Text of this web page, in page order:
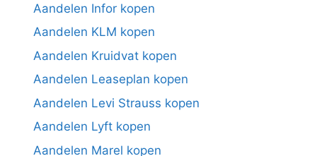
Aandelen Infor kopen
Aandelen KLM kopen
Aandelen Kruidvat kopen
Aandelen Leaseplan kopen
Aandelen Levi Strauss kopen
Aandelen Lyft kopen
Aandelen Marel kopen